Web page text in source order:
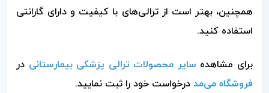
همچنین، بهتر است از ترالی‌های با کیفیت و دارای گارانتی
استفاده کنید.
برای مشاهده سایر محصولات ترالی پزشکی بیمارستانی در
فروشگاه می‌مد درخواست خود را ثبت نمایید.